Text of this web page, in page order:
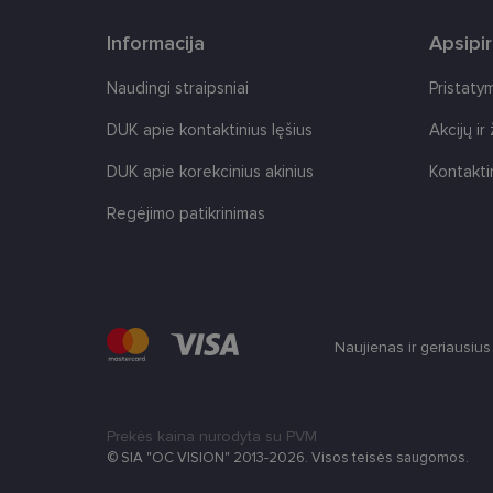
Informacija
Naudingi straipsniai
DUK apie kontaktinius lęšius
DUK apie korekcinius akinius
Regėjimo patikrinimas
Akcijų ir
Naujienas ir
Prekės kaina nurodyta su PVM
© SIA "OC VISION" 2013-2026. Visos teisės saugomos.
Pavadinimas
Pavadinimas
_fbp